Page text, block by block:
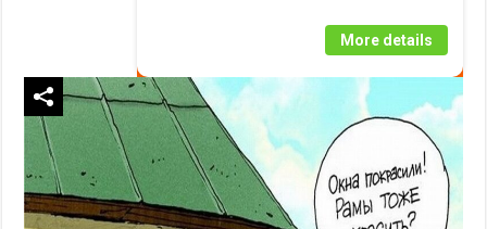
More details